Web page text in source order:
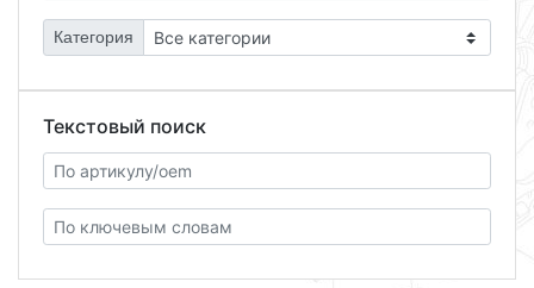
Категория
Текстовый поиск